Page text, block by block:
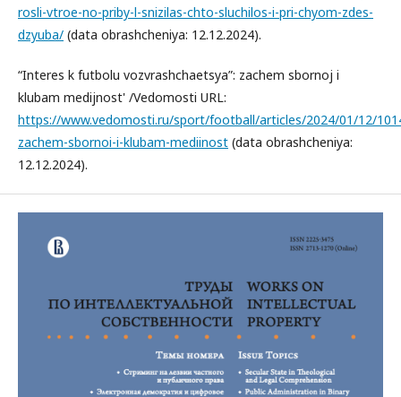
rosli-vtroe-no-priby-l-snizilas-chto-sluchilos-i-pri-chyom-zdes-
dzyuba/ (data obrashcheniya: 12.12.2024).
“Interes k futbolu vozvrashchaetsya”: zachem sbornoj i
klubam medijnost' /Vedomosti URL:
https://www.vedomosti.ru/sport/football/articles/2024/01/12/
zachem-sbornoi-i-klubam-mediinost (data obrashcheniya:
12.12.2024).